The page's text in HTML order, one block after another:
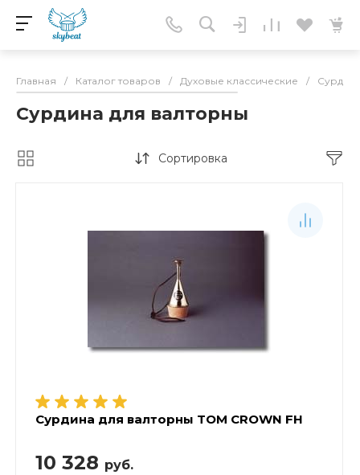
Главная / Каталог товаров / Духовые классические /
Сурдина для валторны
Сортировка
Сурдина для валторны TOM CROWN FH
10 328 руб.